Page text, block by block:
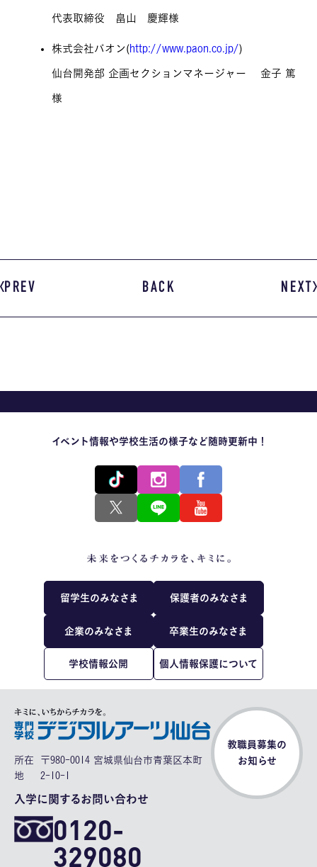
代表取締役 畠山 慶輝様
株式会社パオン(http://www.paon.co.jp/)
仙台開発部 企画セクションマネージャー 金子 篤
様
PREV BACK NEXT
イベント情報や学校生活の様子など随時更新中！
留学生のみなさま 保護者のみなさま
企業のみなさま 卒業生のみなさま
学校情報公開 個人情報保護について
所在
地
〒980-0014 宮城県仙台市青葉区本町
2-10-1
入学に関するお問い合わせ
0120-
329080
教職員募集の
お知らせ